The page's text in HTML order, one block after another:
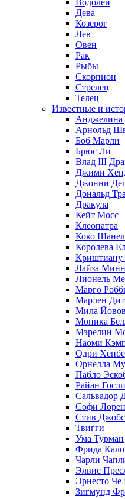
Водолей
Дева
Козерог
Лев
Овен
Рак
Рыбы
Скорпион
Стрелец
Телец
Известные и
Арнольд
Боб Марли
Брюс Ли
Влад III
Джими
Джонни
Дональд
Дракула
Кейт Мосс
Клеопатра
Коко
Королева
Криштиану
Лайза
Лионель
Марго
Марлен
Мила
Моника
Мэрелин
Наоми
Одри
Орнелла
Пабло
Райан
Сальвадор
Софи Лорен
Стив Джобс
Твигги
Ума Турман
Фрида Кало
Чарли
Элвис
Эрнесто Че
Зигмунд